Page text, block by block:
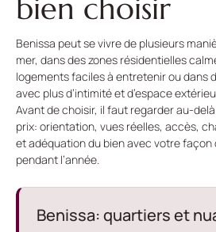
bien choisir
Benissa peut se vivre de plusieurs
mer, dans des zones résidentielles
logements faciles à entretenir ou dans
avec plus d’intimité et d’espace
Avant de choisir, il faut regarder au-
prix: orientation, vues réelles, accès,
et adéquation du bien avec votre façon
pendant l’année.
Benissa: quartiers et